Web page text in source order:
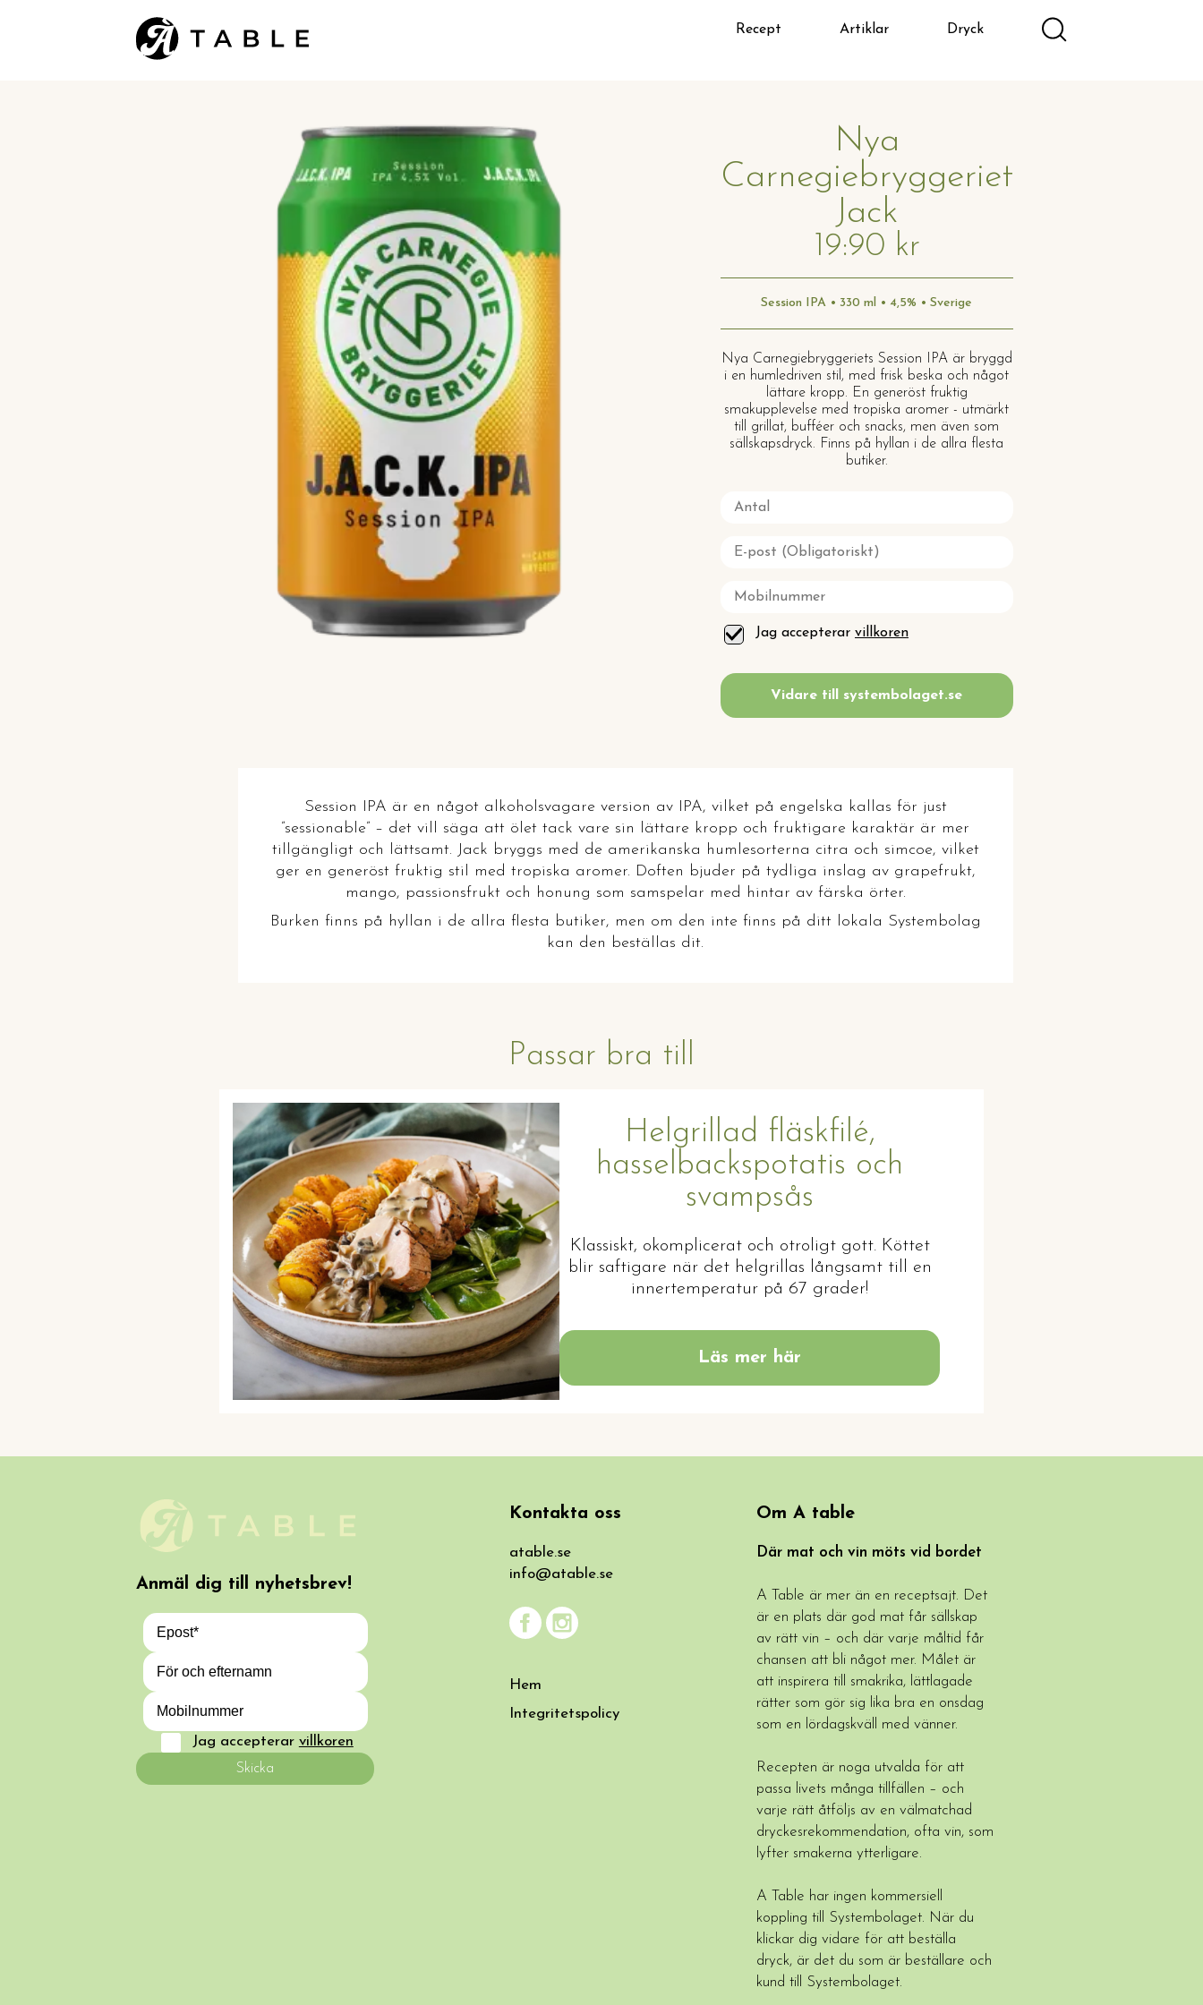
Recept Artiklar Dryck
Nya
Carnegiebryggeriet
Jack
19:90 kr
Session IPA • 330 ml • 4,5% • Sverige
Nya Carnegiebryggeriets Session IPA är bryggd
i en humledriven stil, med frisk beska och något
lättare kropp. En generöst fruktig
smakupplevelse med tropiska aromer - utmärkt
till grillat, bufféer och snacks, men även som
sällskapsdryck. Finns på hyllan i de allra flesta
butiker.
Jag accepterar villkoren
Vidare till systembolaget.se
Session IPA är en något alkoholsvagare version av IPA, vilket på engelska kallas för just
”sessionable” – det vill säga att ölet tack vare sin lättare kropp och fruktigare karaktär är mer
tillgängligt och lättsamt. Jack bryggs med de amerikanska humlesorterna citra och simcoe, vilket
ger en generöst fruktig stil med tropiska aromer. Doften bjuder på tydliga inslag av grapefrukt,
mango, passionsfrukt och honung som samspelar med hintar av färska örter.
Burken finns på hyllan i de allra flesta butiker, men om den inte finns på ditt lokala Systembolag
kan den beställas dit.
Passar bra till
Helgrillad fläskfilé,
hasselbackspotatis och
svampsås
Klassiskt, okomplicerat och otroligt gott. Köttet
blir saftigare när det helgrillas långsamt till en
innertemperatur på 67 grader!
Läs mer här
Anmäl dig till nyhetsbrev!
Jag accepterar villkoren
Skicka
Kontakta oss
atable.se
info@atable.se
Hem
Integritetspolicy
Om A table
Där mat och vin möts vid bordet
A Table är mer än en receptsajt. Det
är en plats där god mat får sällskap
av rätt vin – och där varje måltid får
chansen att bli något mer. Målet är
att inspirera till smakrika, lättlagade
rätter som gör sig lika bra en onsdag
som en lördagskväll med vänner.
Recepten är noga utvalda för att
passa livets många tillfällen – och
varje rätt åtföljs av en välmatchad
dryckesrekommendation, ofta vin, som
lyfter smakerna ytterligare.
A Table har ingen kommersiell
koppling till Systembolaget. När du
klickar dig vidare för att beställa
dryck, är det du som är beställare och
kund till Systembolaget.